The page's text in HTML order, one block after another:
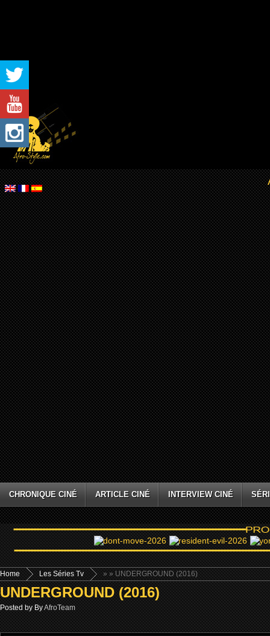
CHRONIQUE CINÉ ARTICLE CINÉ INTERVIEW CINÉ
Home »
Les Séries Tv » UNDERGROUND (2016)
UNDERGROUND (2016)
Posted by ByAfroTeam